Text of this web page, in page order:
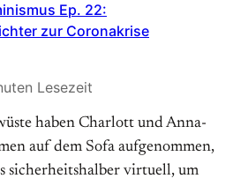
Ep. 22:
zur Coronakrise
Lesezeit
haben Charlott und Anna-
auf dem Sofa aufgenommen,
sicherheitshalber virtuell, um